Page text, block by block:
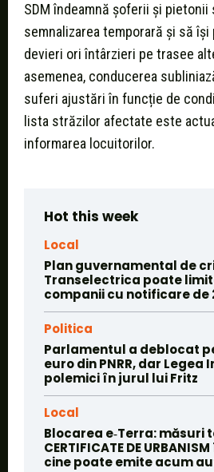
SDM îndeamnă șoferii și
semnalizarea temporară și să
devieri ori întârzieri pe trasee
asemenea, conducerea
suferi ajustări în funcție de
lista străzilor afectate este
informarea locuitorilor.
Hot this week
Local
Plan guvernamental de
Transelectrica poate
companii cu notificare de
Politica
Parlamentul a deblocat
euro din PNRR, dar
polemici în jurul lui Fritz
Local
Blocarea e‑Terra:
CERTIFICATE DE
cine poate emite acum